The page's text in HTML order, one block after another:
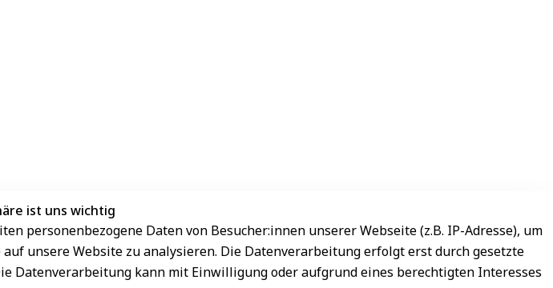
ist uns wichtig
personenbezogene Daten von Besucher:innen unserer Webseite (z.B. IP-Adresse), um
unsere Website zu analysieren. Die Datenverarbeitung erfolgt erst durch gesetzte
Datenverarbeitung kann mit Einwilligung oder aufgrund eines berechtigten Interesses
Sichere Zahlungsarten